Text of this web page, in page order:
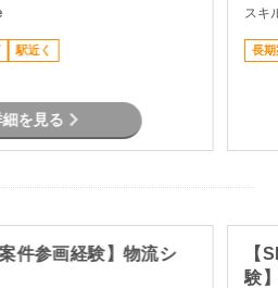
駅近く
を見る
スキ
長期
件参画経験】物流シ
【
験